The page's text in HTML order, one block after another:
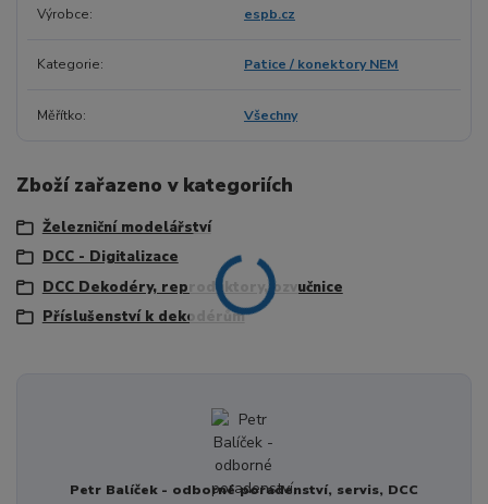
Výrobce espb.cz
Kategorie Patice / konektory NEM
Měřítko Všechny
Zboží zařazeno v kategoriích
Železniční modelářství
DCC - Digitalizace
DCC Dekodéry, reproduktory, ozvučnice
Příslušenství k dekodérům
Petr Balíček - odborné poradenství, servis, DCC